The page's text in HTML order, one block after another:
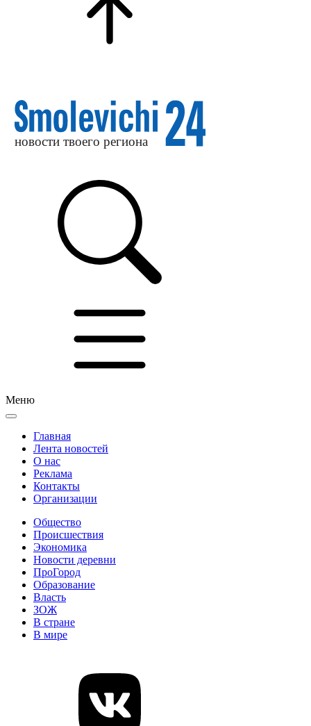
Меню
Главная
Лента новостей
О нас
Реклама
Контакты
Организации
Общество
Происшествия
Экономика
Новости деревни
ПроГород
Образование
Власть
ЗОЖ
В стране
В мире